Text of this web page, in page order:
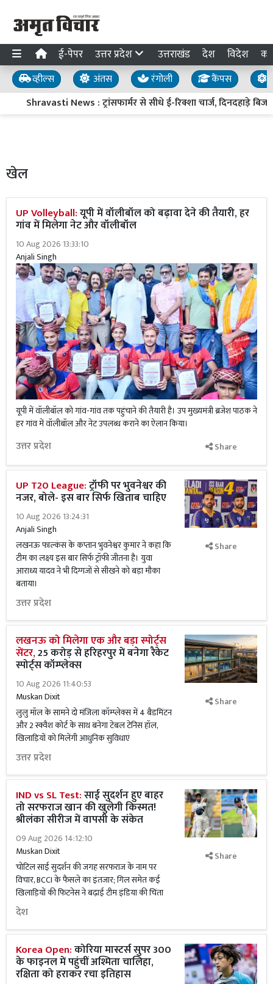
ई-पेपर उत्तर प्रदेश उत्तराखंड देश विदेश
व्हील्स अंतस रंगोली कैंपस
Shravasti News : ट्रांसफार्मर से सीधे ई-रिक्शा चार्ज, दिनदहाड़े
खेल
UP Volleyball:यूपी में वॉलीबॉल को बढ़ावा देने की तैयारी, हर
गांव में मिलेगा नेट और वॉलीबॉल
10 Aug 2026 13:33:10
Anjali Singh
यूपी में वॉलीबॉल को गांव-गांव तक पहुंचाने की तैयारी है। उप मुख्यमंत्री ब्रजेश पाठक ने
हर गांव में वॉलीबॉल और नेट उपलब्ध कराने का ऐलान किया।
उत्तर प्रदेश Share
UP T20 League:ट्रॉफी पर भुवनेश्वर की
नजर, बोले- इस बार सिर्फ खिताब चाहिए
10 Aug 2026 13:24:31
Anjali Singh
लखनऊ फाल्कंस के कप्तान भुवनेश्वर कुमार ने कहा कि
टीम का लक्ष्य इस बार सिर्फ ट्रॉफी जीतना है। युवा
आराध्य यादव ने भी दिग्गजों से सीखने को बड़ा मौका
बताया।
उत्तर प्रदेश
Share
लखनऊ को मिलेगा एक और बड़ा स्पोर्ट्स
सेंटर,25 करोड़ से हरिहरपुर में बनेगा रैकेट
स्पोर्ट्स कॉम्प्लेक्स
10 Aug 2026 11:40:53
Muskan Dixit
लुलु मॉल के सामने दो मंजिला कॉम्प्लेक्स में 4 बैडमिंटन
और 2 स्क्वैश कोर्ट के साथ बनेगा टेबल टेनिस हॉल,
खिलाड़ियों को मिलेंगी आधुनिक सुविधाएं
उत्तर प्रदेश
Share
IND vs SL Test:साई सुदर्शन हुए बाहर
तो सरफराज खान की खुलेगी किस्मत!
श्रीलंका सीरीज में वापसी के संकेत
09 Aug 2026 14:12:10
Muskan Dixit
चोटिल साई सुदर्शन की जगह सरफराज के नाम पर
विचार, BCCI के फैसले का इंतजार; गिल समेत कई
खिलाड़ियों की फिटनेस ने बढ़ाई टीम इंडिया की चिंता
देश
Share
Korea Open:कोरिया मास्टर्स सुपर 300
के फाइनल में पहुंचीं अश्मिता चालिहा,
रक्षिता को हराकर रचा इतिहास